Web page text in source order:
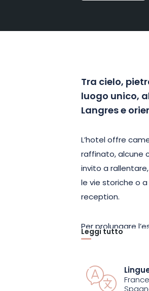
Tra cielo,
luogo unico,
Langres e
L’hotel offre
raffinato, alcune
invito a
le vie storiche o
reception.
Per prolungare
ristorante
Salle à manger
gustare piatti
Leggi tutto